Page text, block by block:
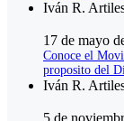
Iván R.
17 de mayo
Conoce el
proposito del
Iván R.
5 de